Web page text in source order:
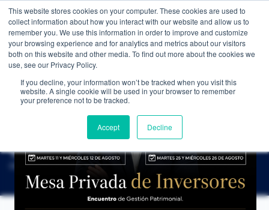
This website stores cookies on your computer. These cookies are used to
collect information about how you interact with our website and allow us to
remember you. We use this information in order to improve and customize
your browsing experience and for analytics and metrics about our visitors
both on this website and other media. To find out more about the cookies we
use, see our Privacy Policy.
If you decline, your information won’t be tracked when you visit this
website. A single cookie will be used in your browser to remember
your preference not to be tracked.
Accept Decline
WEALTH MANAGEMENT CDI MEMBRESÍA
NOTICIAS →
LA MIRADA DE NUESTROS EXPERTOS
En esta nota te digo cuáles son los otros
cuatro metales que están a punto de salir
volando
CDI Club de Inversores·11 de octubre de 2025